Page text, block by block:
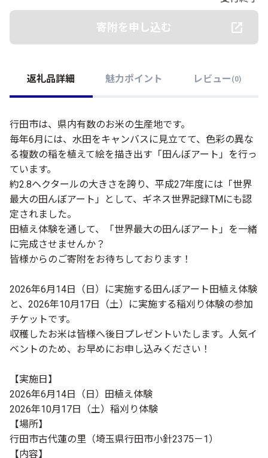
寄附を申し込む
返礼品詳細 魅力ポイント レビュー (0)
行田市は、県内有数のお米の生産地です。
毎年6月には、水田をキャンバスに見立てて、色彩の異な
る複数の稲を植えて絵を描き出す「田んぼアート」を行っ
ています。
約2.8ヘクタールの大きさを誇り、平成27年度には「世界
最大の田んぼアート」として、ギネス世界記録TMにも認
定されました。
田植え体験を通して、「世界最大の田んぼアート」を一緒
に完成させませんか？
皆様からのご寄附をお待ちしております！
2026年6月14日（日）に実施する田んぼアート田植え体験
と、2026年10月17日（土）に実施する稲刈り体験の参加
チケットです。
収穫したお米は皆様へ後日プレゼントいたします。人気イ
ベントのため、お早めにお申し込みください！
【実施日】
2026年6月14日（日）田植え体験
2026年10月17日（土）稲刈り体験
【場所】
行田市古代蓮の里（埼玉県行田市小針2375－1）
【内容】